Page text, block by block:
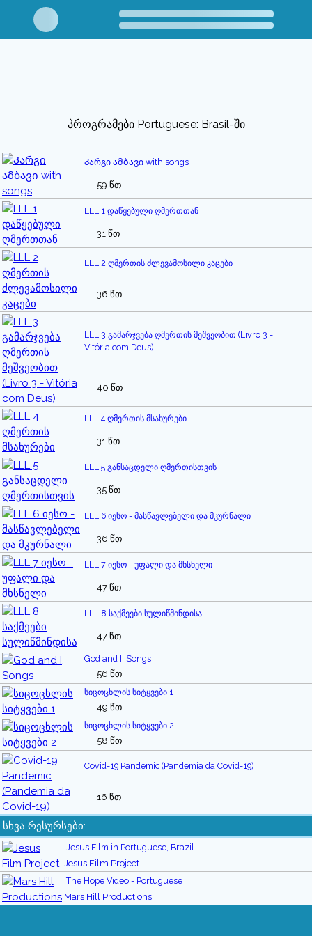
პროგრამები Portuguese: Brasil-ში
Კარგი ამბავი with songs
59 წთ
LLL 1 დაწყებული ღმერთთან
31 წთ
LLL 2 ღმერთის ძლევამოსილი კაცები
36 წთ
LLL 3 გამარჯვება ღმერთის მეშვეობით (Livro 3 -
Vitória com Deus)
40 წთ
LLL 4 ღმერთის მსახურები
31 წთ
LLL 5 განსაცდელი ღმერთისთვის
35 წთ
LLL 6 იესო - მასწავლებელი და მკურნალი
36 წთ
LLL 7 იესო - უფალი და მხსნელი
47 წთ
LLL 8 საქმეები სულიწმინდისა
47 წთ
God and I, Songs
56 წთ
სიცოცხლის სიტყვები 1
49 წთ
სიცოცხლის სიტყვები 2
58 წთ
Covid-19 Pandemic (Pandemia da Covid-19)
16 წთ
სხვა რესურსები:
Jesus Film in Portuguese, Brazil
Jesus Film Project
The Hope Video - Portuguese
Mars Hill Productions